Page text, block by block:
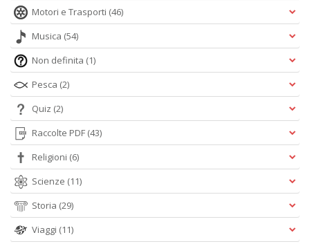
Motori e Trasporti (46)
Musica (54)
Non definita (1)
Pesca (2)
Quiz (2)
Raccolte PDF (43)
Religioni (6)
Scienze (11)
Storia (29)
Viaggi (11)